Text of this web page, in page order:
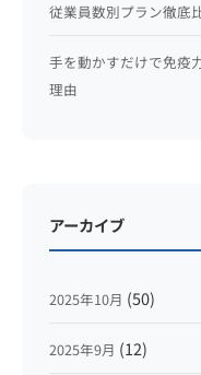
従業員数別プラン徹底
手を動かすだけで免疫
理由
アーカイブ
2025年10月 (50)
2025年9月 (12)